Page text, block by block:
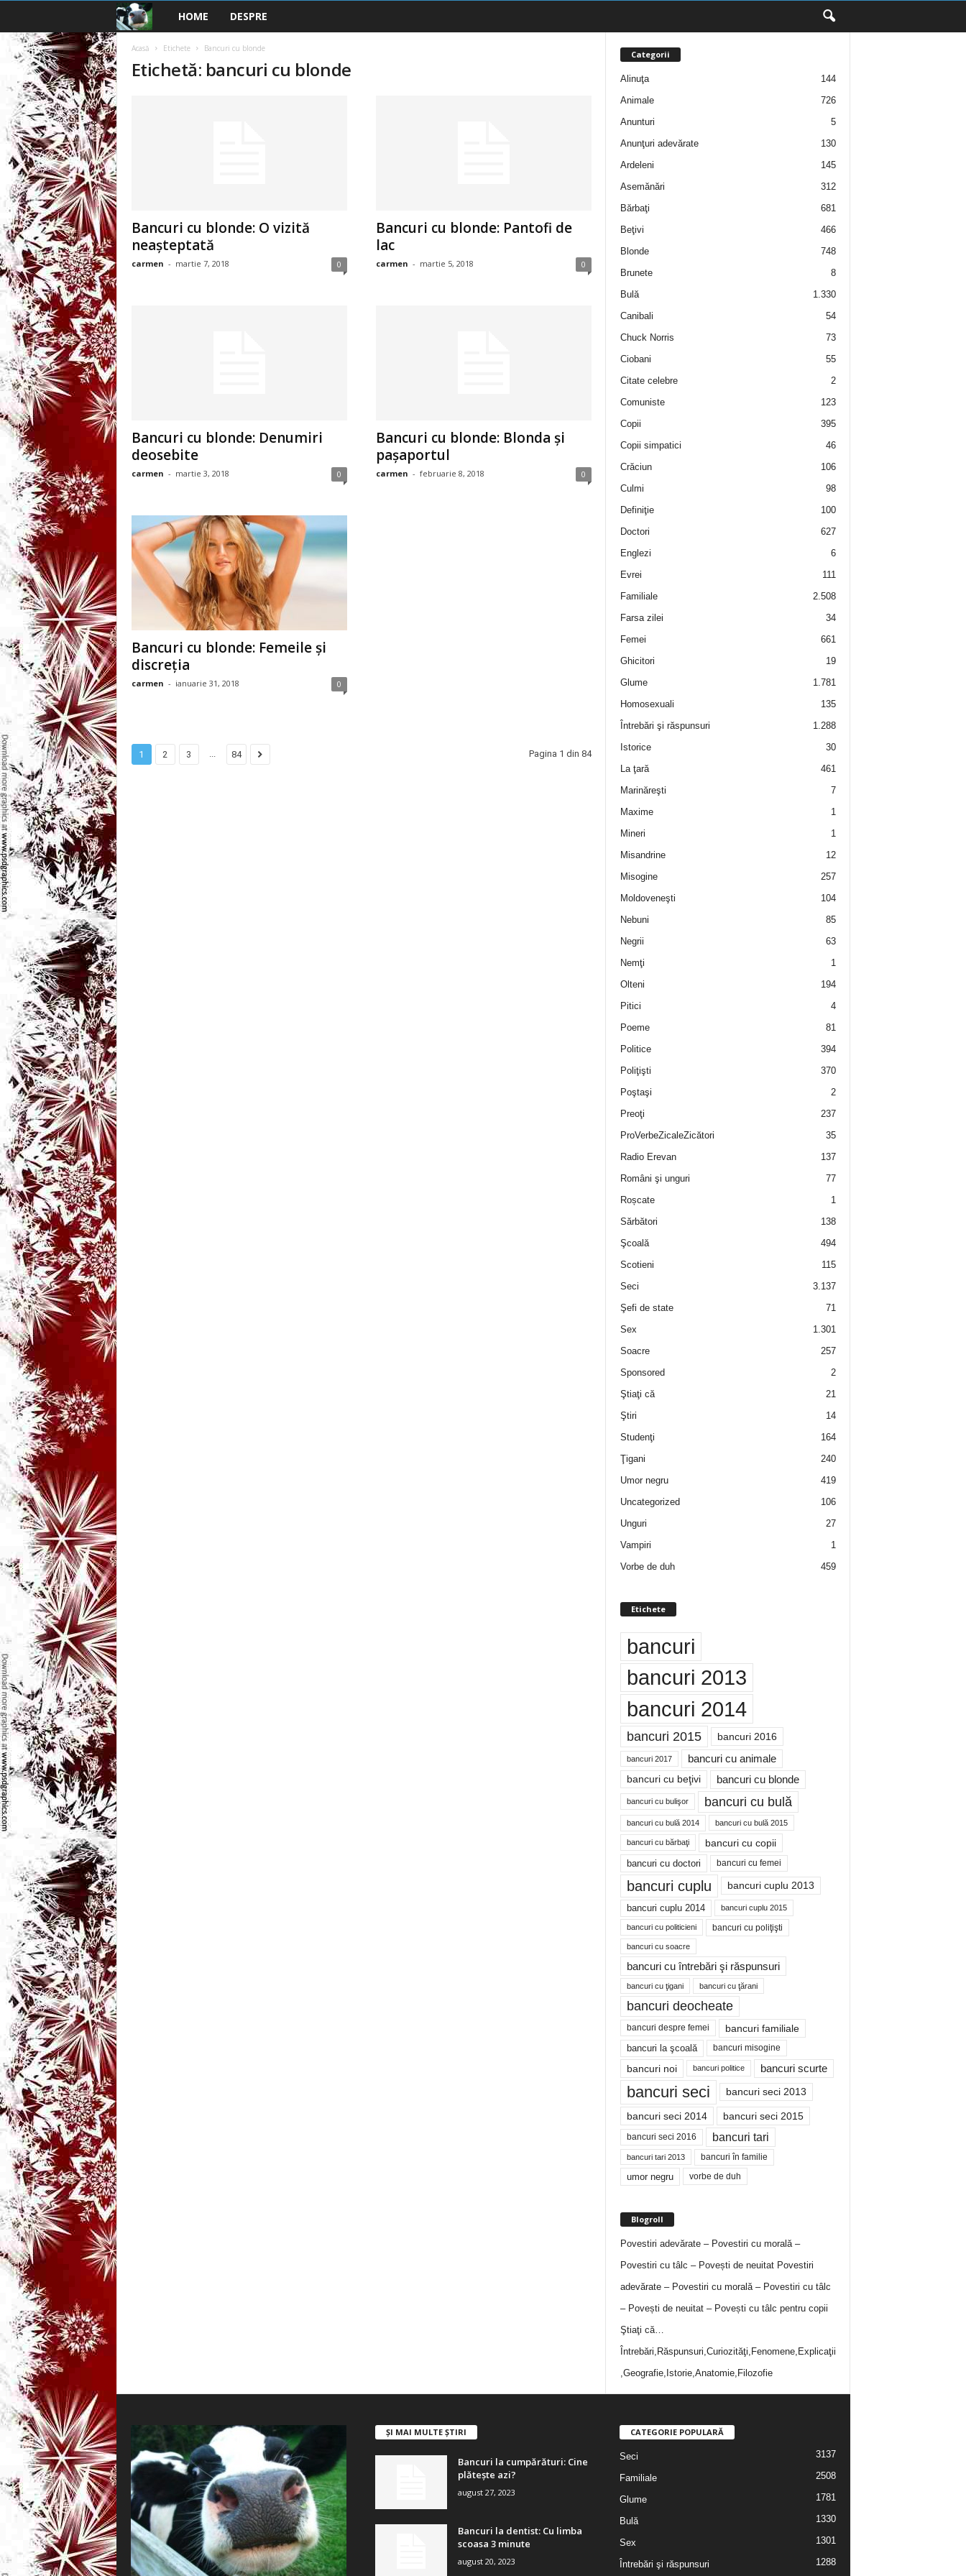
a
n
0
n
u
l
z
i
l
–
HOME DESPRE
Acasă Etichete Bancuri cu blonde
Etichetă: bancuri cu blonde
Bancuri cu blonde: O vizită
neașteptată
carmen - martie 7, 2018 0
Bancuri cu blonde: Pantofi de
lac
carmen - martie 5, 2018 0
Bancuri cu blonde: Denumiri
deosebite
carmen - martie 3, 2018 0
Bancuri cu blonde: Blonda și
pașaportul
carmen - februarie 8, 2018 0
Bancuri cu blonde: Femeile și
discreția
carmen - ianuarie 31, 2018 0
1 2 3 ... 84 Pagina 1 din 84
Categorii
Alinuţa
144
Animale
726
Anunturi
5
Anunţuri adevărate
130
Ardeleni
145
Asemănări
312
Bărbaţi
681
Beţivi
466
Blonde
748
Brunete
8
Bulă
1.330
Canibali
54
Chuck Norris
73
Ciobani
55
Citate celebre
2
Comuniste
123
Copii
395
Copii simpatici
46
Crăciun
106
Culmi
98
Definiţie
100
Doctori
627
Englezi
6
Evrei
111
Familiale
2.508
Farsa zilei
34
Femei
661
Ghicitori
19
Glume
1.781
Homosexuali
135
Întrebări şi răspunsuri
1.288
Istorice
30
La ţară
461
Marinăreşti
7
Maxime
1
Mineri
1
Misandrine
12
Misogine
257
Moldoveneşti
104
Nebuni
85
Negrii
63
Nemţi
1
Olteni
194
Pitici
4
Poeme
81
Politice
394
Poliţişti
370
Poştaşi
2
Preoţi
237
ProVerbeZicaleZicători
35
Radio Erevan
137
Români şi unguri
77
Roșcate
1
Sărbători
138
Şcoală
494
Scotieni
115
Seci
3.137
Şefi de state
71
Sex
1.301
Soacre
257
Sponsored
2
Ştiaţi că
21
Ştiri
14
Studenţi
164
Ţigani
240
Umor negru
419
Uncategorized
106
Unguri
27
Vampiri
1
Vorbe de duh
459
Etichete
bancuri
bancuri 2013
bancuri 2014
bancuri 2015 bancuri 2016
bancuri 2017 bancuri cu animale
bancuri cu beţivi bancuri cu blonde
bancuri cu bulişor bancuri cu bulă
bancuri cu bulă 2014 bancuri cu bulă 2015
bancuri cu bărbaţi bancuri cu copii
bancuri cu doctori bancuri cu femei
bancuri cuplu bancuri cuplu 2013
bancuri cuplu 2014 bancuri cuplu 2015
bancuri cu politicieni bancuri cu poliţişti
bancuri cu soacre
bancuri cu întrebări şi răspunsuri
bancuri cu ţigani bancuri cu ţărani
bancuri deocheate
bancuri despre femei bancuri familiale
bancuri la şcoală bancuri misogine
bancuri noi bancuri politice bancuri scurte
bancuri seci bancuri seci 2013
bancuri seci 2014 bancuri seci 2015
bancuri seci 2016 bancuri tari
bancuri tari 2013 bancuri în familie
umor negru vorbe de duh
Blogroll
Povestiri adevărate – Povestiri cu morală –
Povestiri cu tâlc – Povești de neuitatPovestiri
adevărate – Povestiri cu morală – Povestiri cu tâlc
– Povești de neuitat – Povești cu tâlc pentru copii
Ştiaţi că…
Întrebări,Răspunsuri,Curiozităţi,Fenomene,Explicaţii
,Geografie,Istorie,Anatomie,Filozofie
ȘI MAI MULTE ȘTIRI
Bancuri la cumpărături: Cine
plătește azi?
august 27, 2023
Bancuri la dentist: Cu limba
scoasa 3 minute
august 20, 2023
CATEGORIE POPULARĂ
Seci 3137
Familiale 2508
Glume 1781
Bulă 1330
Sex 1301
Întrebări şi răspunsuri 1288